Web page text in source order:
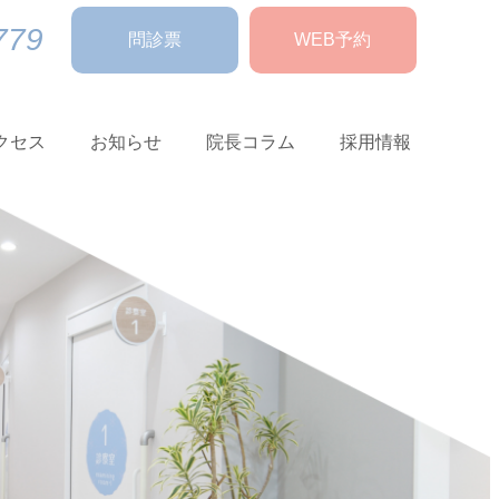
問診票 WEB予約
セス お知らせ 院長コラム 採用情報